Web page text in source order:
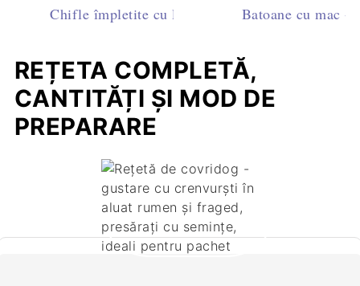
Chifle împletite cu lapte - rețeta de japoneze
Batoane cu mac -
REȚETA COMPLETĂ,
CANTITĂȚI ȘI MOD DE
PREPARARE